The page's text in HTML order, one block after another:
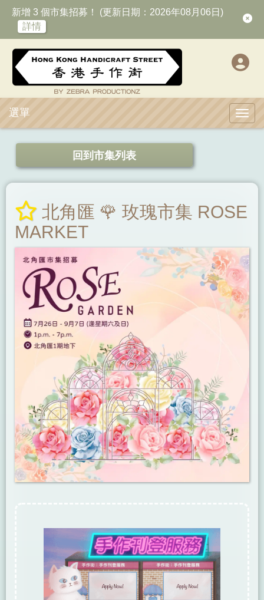
新增 3 個市集招募！ (更新日期：2026年08月06日)
詳情
選單
回到市集列表
北角匯 🌹 玫瑰市集 ROSE
MARKET